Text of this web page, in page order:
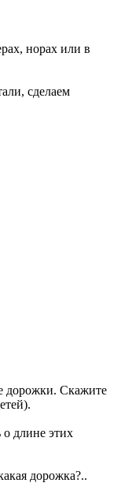
норах или в
сделаем
дорожки. Скажите
длине этих
дорожка?..